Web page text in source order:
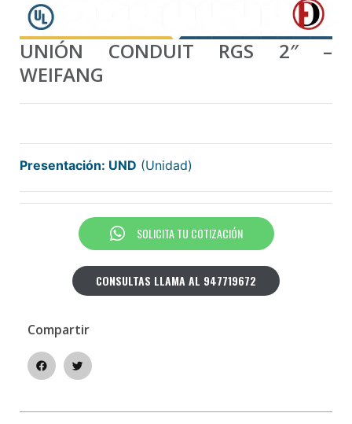
UNIÓN CONDUIT RGS 2″ –
WEIFANG
Presentación: UND (Unidad)
SOLICITA TU COTIZACIÓN
CONSULTAS LLAMA AL 947719672
Compartir